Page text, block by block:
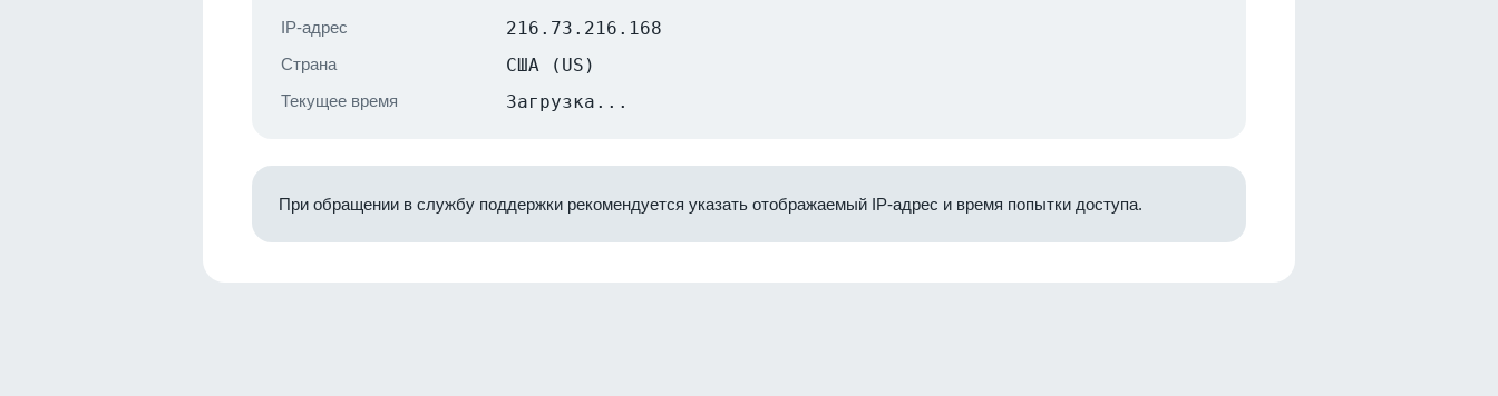
IP-адрес 216.73.216.168
Страна США (US)
Текущее время Загрузка...
При обращении в службу поддержки рекомендуется указать отображаемый IP-адрес и время попытки доступа.